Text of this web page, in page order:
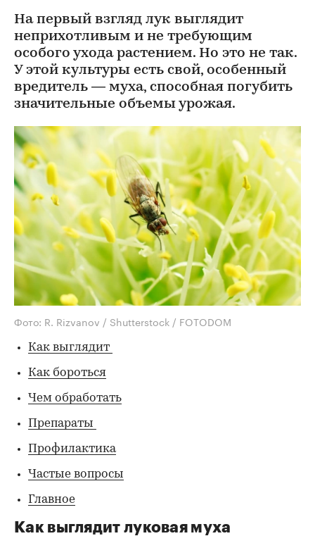
На первый взгляд лук выглядит
неприхотливым и не требующим
особого ухода растением. Но это не так.
У этой культуры есть свой, особенный
вредитель — муха, способная погубить
значительные объемы урожая.
Фото: R. Rizvanov / Shutterstock / FOTODOM
Как выглядит
Как бороться
Чем обработать
Препараты
Профилактика
Частые вопросы
Главное
Как выглядит луковая муха